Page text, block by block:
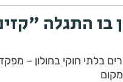
בו התגלה
בלתי חוקי בחולון –